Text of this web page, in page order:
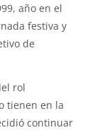
año en el
festiva y
de
rol
tienen en la
continuar